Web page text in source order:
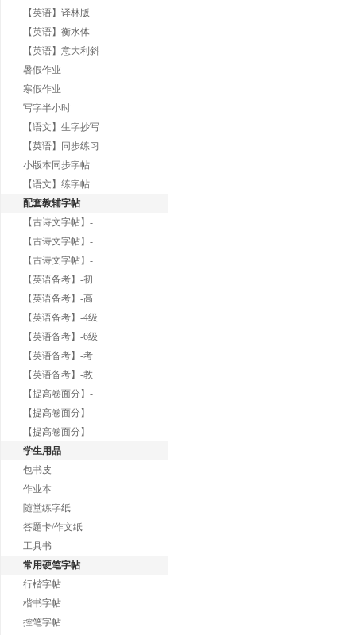
【英语】译林版
【英语】衡水体
【英语】意大利斜
暑假作业
寒假作业
写字半小时
【语文】生字抄写
【英语】同步练习
小版本同步字帖
【语文】练字帖
配套教辅字帖
【古诗文字帖】-
【古诗文字帖】-
【古诗文字帖】-
【英语备考】-初
【英语备考】-高
【英语备考】-4级
【英语备考】-6级
【英语备考】-考
【英语备考】-教
【提高卷面分】-
【提高卷面分】-
【提高卷面分】-
学生用品
包书皮
作业本
随堂练字纸
答题卡/作文纸
工具书
常用硬笔字帖
行楷字帖
楷书字帖
控笔字帖